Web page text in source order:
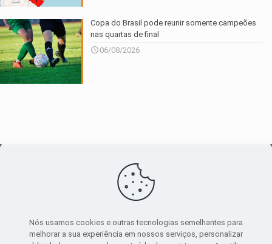
Copa do Brasil pode reunir somente campeões
nas quartas de final
06/08/2026
canal de notícias
Nós usamos cookies e outras tecnologias semelhantes para
melhorar a sua experiência em nossos serviços, personalizar